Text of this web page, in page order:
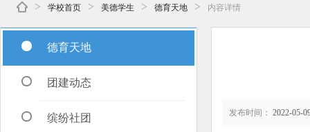
> 学校首页 > 美德学生 > 德育天地 > 内容详情
德育天地
团建动态
缤纷社团 发布时间： 2022-05-